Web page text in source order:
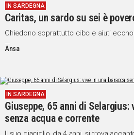
IN SARDEGNA
Caritas, un sardo su sei è
Chiedono soprattutto cibo e aiuti
Ansa
IN SARDEGNA
Giuseppe, 65 anni di Selargius:
senza acqua e corrente